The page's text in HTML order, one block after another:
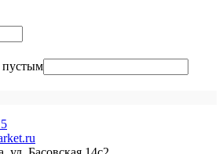
пустым